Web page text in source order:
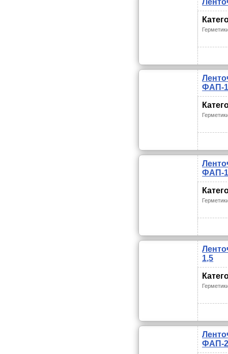
ФАП-
ФАП-
1,5
ФАП-